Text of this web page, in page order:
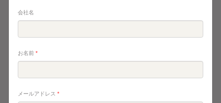
会社名
お名前 *
メールアドレス *